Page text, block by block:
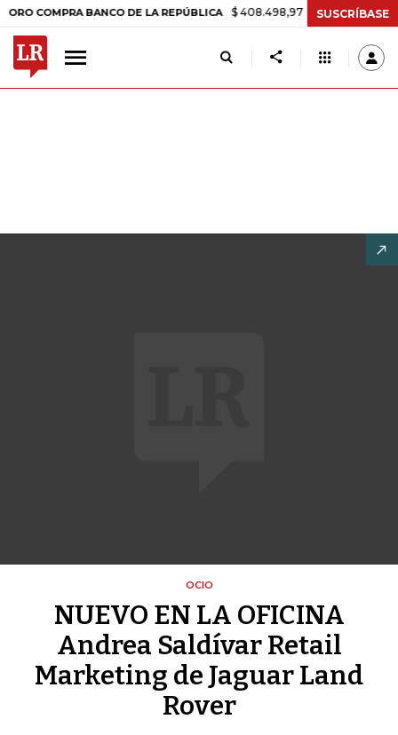
BANCO DE LA REPÚBLICA $ 408.498,97 +$ 8.753,81 +2,19%
SUSCRÍBASE
OCIO
NUEVO EN LA OFICINA
Andrea Saldívar Retail
Marketing de Jaguar Land
Rover